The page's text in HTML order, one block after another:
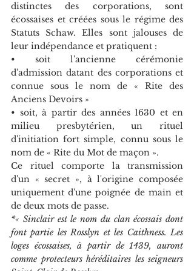
distinctes des corporations, sont
écossaises et créées sous le régime des
Statuts Schaw. Elles sont jalouses de
leur indépendance et pratiquent :
• soit l'ancienne cérémonie
d'admission datant des corporations et
connue sous le nom de « Rite des
Anciens Devoirs »
• soit, à partir des années 1630 et en
milieu presbytérien, un rituel
d'initiation fort simple, connu sous le
nom de « Rite du Mot de maçon ».
Ce rituel comporte la transmission
d'un « secret », à l'origine composée
uniquement d'une poignée de main et
de deux mots de passe.
*« Sinclair est le nom du clan écossais dont
font partie les Rosslyn et les Caithness. Les
loges écossaises, à partir de 1439, auront
comme protecteurs héréditaires les seigneurs